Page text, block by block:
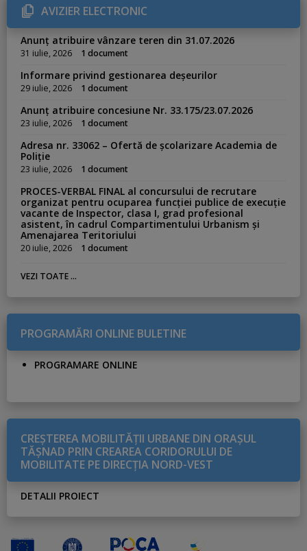
r
i
e
s
AVIZIER ELECTRONIC
Anunț atribuire vânzare teren din 31.07.2026
31 iulie, 2026 1 document
Informare privind gestionarea deșeurilor
29 iulie, 2026 1 document
Anunț atribuire concesiune Nr. 33.175/23.07.2026
23 iulie, 2026 1 document
Adresa nr. 33062 – Ofertă de școlarizare Academia de
Poliție
23 iulie, 2026 1 document
PROCES-VERBAL FINAL al concursului de recrutare
organizat pentru ocuparea funcției publice de execuție
vacante de Inspector, clasa I, grad profesional
asistent, în cadrul Compartimentului Urbanism și
Amenajarea Teritoriului
20 iulie, 2026 1 document
VEZI TOATE ...
PROGRAMĂRI ONLINE BULETINE
PROGRAMARE ONLINE
CREŞTEREA MOBILITĂŢII URBANE DIN ORAŞUL
TĂŞNAD PRIN CREAREA CORIDORULUI DE
MOBILITATE PE DIRECŢIA NORD-VEST
DETALII PROIECT